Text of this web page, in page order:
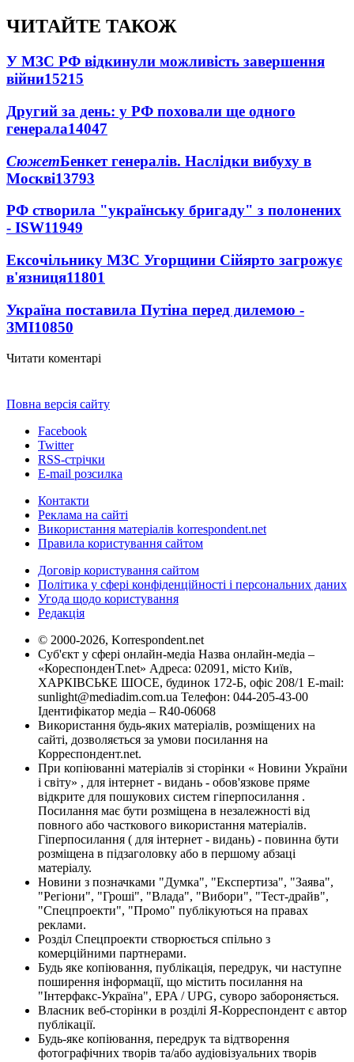
ЧИТАЙТЕ ТАКОЖ
У МЗС РФ відкинули можливість завершення
війни15215
Другий за день: у РФ поховали ще одного
генерала14047
СюжетБенкет генералів. Наслідки вибуху в
Москві13793
РФ створила "українську бригаду" з полонених
- ISW11949
Ексочільнику МЗС Угорщини Сійярто загрожує
в'язниця11801
Україна поставила Путіна перед дилемою -
ЗМІ10850
Читати коментарі
Повна версія сайту
Facebook
Twitter
RSS-стрічки
E-mail розсилка
Контакти
Реклама на сайті
Використання матеріалів korrespondent.net
Правила користування сайтом
Договір користування сайтом
Політика у сфері конфіденційності і персональних даних
Угода щодо користування
Редакція
© 2000-2026, Korrespondent.net
Суб'єкт у сфері онлайн-медіа Назва онлайн-медіа –
«КореспонденТ.net» Адреса: 02091, місто Київ,
ХАРКІВСЬКЕ ШОСЕ, будинок 172-Б, офіс 208/1 E-mail:
sunlight@mediadim.com.ua Телефон: 044-205-43-00
Ідентифікатор медіа – R40-06068
Використання будь-яких матеріалів, розміщених на
сайті, дозволяється за умови посилання на
Корреспондент.net.
При копіюванні матеріалів зі сторінки « Новини України
і світу» , для інтернет - видань - обов'язкове пряме
відкрите для пошукових систем гіперпосилання .
Посилання має бути розміщена в незалежності від
повного або часткового використання матеріалів.
Гіперпосилання ( для інтернет - видань) - повинна бути
розміщена в підзаголовку або в першому абзаці
матеріалу.
Новини з позначками "Думка", "Експертиза", "Заява",
"Регіони", "Гроші", "Влада", "Вибори", "Тест-драйв",
"Спецпроекти", "Промо" публікуються на правах
реклами.
Розділ Спецпроекти створюється спільно з
комерційними партнерами.
Будь яке копіювання, публікація, передрук, чи наступне
поширення інформації, що містить посилання на
"Інтерфакс-Україна", EPA / UPG, суворо забороняється.
Власник веб-сторінки в розділі Я-Корреспондент є автор
публікації.
Будь-яке копіювання, передрук та відтворення
фотографічних творів та/або аудіовізуальних творів